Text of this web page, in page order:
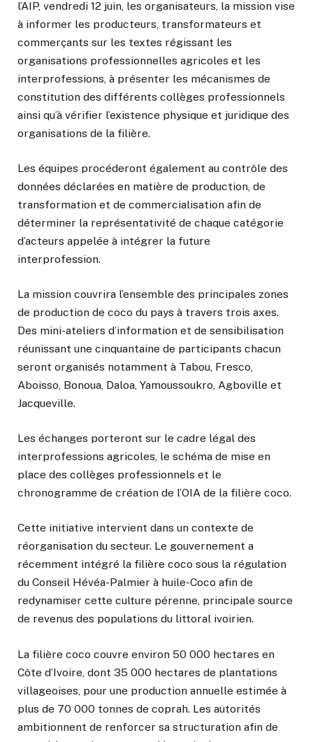
l’AIP, vendredi 12 juin, les organisateurs, la mission vise
à informer les producteurs, transformateurs et
commerçants sur les textes régissant les
organisations professionnelles agricoles et les
interprofessions, à présenter les mécanismes de
constitution des différents collèges professionnels
ainsi qu’à vérifier l’existence physique et juridique des
organisations de la filière.
Les équipes procéderont également au contrôle des
données déclarées en matière de production, de
transformation et de commercialisation afin de
déterminer la représentativité de chaque catégorie
d’acteurs appelée à intégrer la future
interprofession.
La mission couvrira l’ensemble des principales zones
de production de coco du pays à travers trois axes.
Des mini-ateliers d’information et de sensibilisation
réunissant une cinquantaine de participants chacun
seront organisés notamment à Tabou, Fresco,
Aboisso, Bonoua, Daloa, Yamoussoukro, Agboville et
Jacqueville.
Les échanges porteront sur le cadre légal des
interprofessions agricoles, le schéma de mise en
place des collèges professionnels et le
chronogramme de création de l’OIA de la filière coco.
Cette initiative intervient dans un contexte de
réorganisation du secteur. Le gouvernement a
récemment intégré la filière coco sous la régulation
du Conseil Hévéa-Palmier à huile-Coco afin de
redynamiser cette culture pérenne, principale source
de revenus des populations du littoral ivoirien.
La filière coco couvre environ 50 000 hectares en
Côte d’Ivoire, dont 35 000 hectares de plantations
villageoises, pour une production annuelle estimée à
plus de 70 000 tonnes de coprah. Les autorités
ambitionnent de renforcer sa structuration afin de